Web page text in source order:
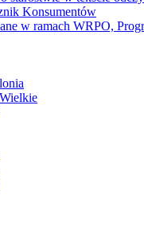
Konsumentów
w ramach WRPO,